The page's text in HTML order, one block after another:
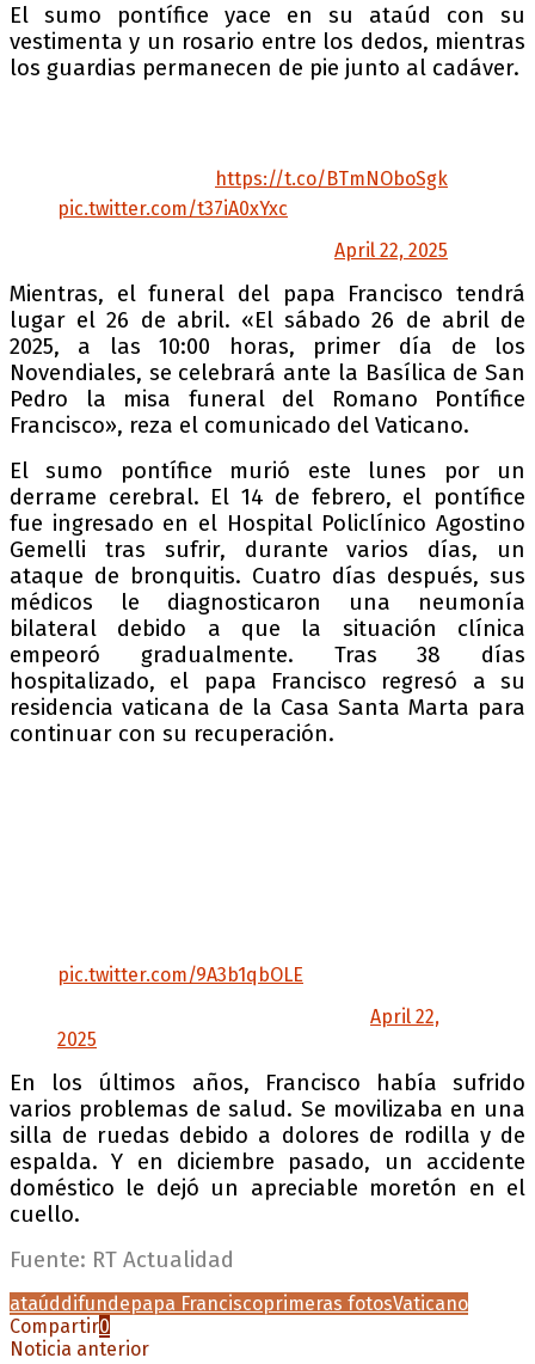
El sumo pontífice yace en su ataúd con su
vestimenta y un rosario entre los dedos, mientras
los guardias permanecen de pie junto al cadáver.
https://t.co/BTmNOboSgk
pic.twitter.com/t37iA0xYxc
April 22, 2025
Mientras, el funeral del papa Francisco tendrá
lugar el 26 de abril. «El sábado 26 de abril de
2025, a las 10:00 horas, primer día de los
Novendiales, se celebrará ante la Basílica de San
Pedro la misa funeral del Romano Pontífice
Francisco», reza el comunicado del Vaticano.
El sumo pontífice murió este lunes por un
derrame cerebral. El 14 de febrero, el pontífice
fue ingresado en el Hospital Policlínico Agostino
Gemelli tras sufrir, durante varios días, un
ataque de bronquitis. Cuatro días después, sus
médicos le diagnosticaron una neumonía
bilateral debido a que la situación clínica
empeoró gradualmente. Tras 38 días
hospitalizado, el papa Francisco regresó a su
residencia vaticana de la Casa Santa Marta para
continuar con su recuperación.
pic.twitter.com/9A3b1qbOLE
April 22,
2025
En los últimos años, Francisco había sufrido
varios problemas de salud. Se movilizaba en una
silla de ruedas debido a dolores de rodilla y de
espalda. Y en diciembre pasado, un accidente
doméstico le dejó un apreciable moretón en el
cuello.
Fuente: RT Actualidad
ataúddifundepapa Franciscoprimeras fotosVaticano
Compartir0
Noticia anterior